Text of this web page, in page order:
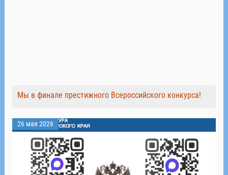
Мы в финале престижного Всероссийского конкурса!
26 мая 2026